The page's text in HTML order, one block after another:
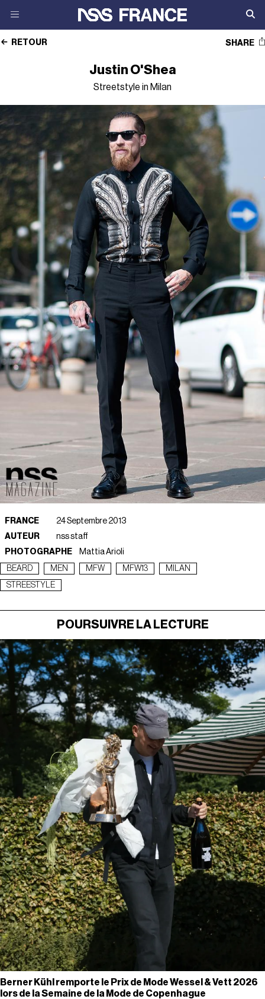
RETOUR SHARE
Justin O'Shea
Streetstyle in Milan
FRANCE
24 Septembre 2013
AUTEUR
nss staff
PHOTOGRAPHE
Mattia Arioli
BEARD MEN MFW MFW13
MILAN
STREESTYLE
POURSUIVRE LA LECTURE
Berner Kühl remporte le Prix de Mode Wessel & Vett 2026
lors de la Semaine de la Mode de Copenhague